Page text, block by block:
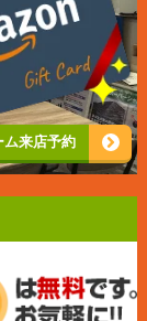
ム来店予約